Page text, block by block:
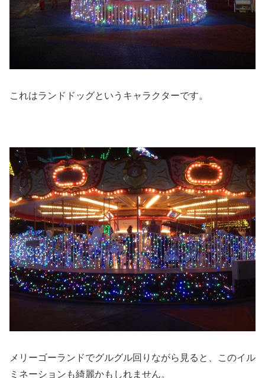
これはランドドッグというキャラクターです。
メリーゴーランドでグルグル回りながら見ると、このイル
ミネーションも綺麗かもしれません。